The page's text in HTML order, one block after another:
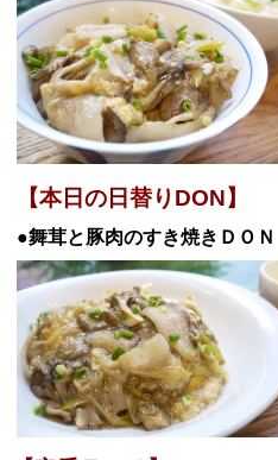
【本日の日替りDON】
●舞茸と豚肉のすき焼き ＤＯ